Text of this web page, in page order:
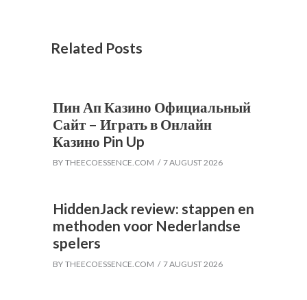
Related Posts
Пин Ап Казино Официальный
Сайт – Играть в Онлайн
Казино Pin Up
BY THEECOESSENCE.COM 7 AUGUST 2026
HiddenJack review: stappen en
methoden voor Nederlandse
spelers
BY THEECOESSENCE.COM 7 AUGUST 2026